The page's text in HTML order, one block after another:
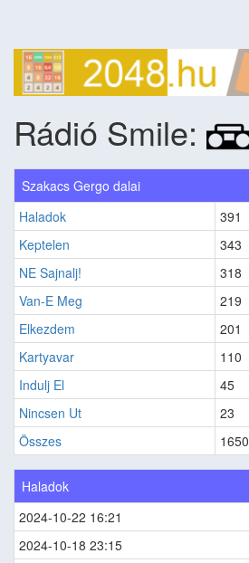
Rádió Smile:
Szakacs Gergo dalai
Haladok
391
Keptelen
343
NE Sajnalj!
318
Van-E Meg
219
Elkezdem
201
Kartyavar
110
Indulj El
45
Nincsen Ut
23
Összes
1650
Haladok
2024-10-22 16:21
2024-10-18 23:15